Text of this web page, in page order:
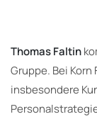
Thomas Faltin
Gruppe. Bei Korn
insbesondere